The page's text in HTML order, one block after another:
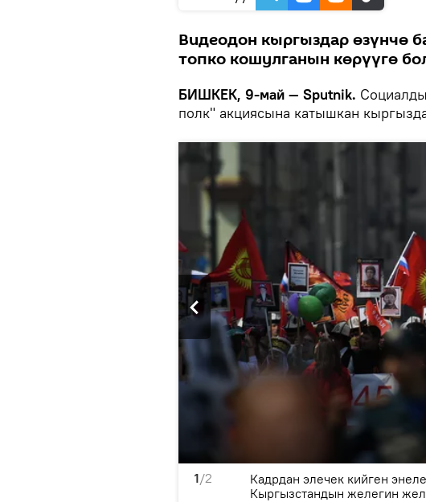
Видеодон кыргыздар өзүнчө
топко кошулганын көрүүгө
БИШКЕК, 9-май — Sputnik.
полк" акциясына катышкан
1/2
Кадрдан элечек кийген
Кыргызстандын желегин